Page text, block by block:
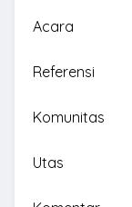
Acara
Referensi
Komunitas
Utas